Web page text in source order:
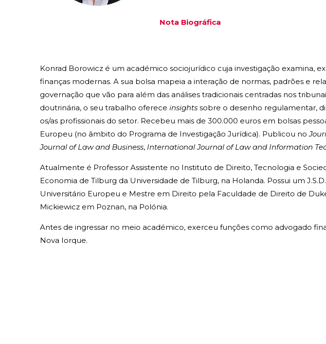
Nota Biográfica
Konrad Borowicz é um académico sociojurídico cuja investigação examina,
finanças modernas. A sua bolsa mapeia a interação de normas, padrões e
governação que vão para além das análises tradicionais centradas nos
doutrinária, o seu trabalho oferece insights sobre o desenho regulamentar,
os/as profissionais do setor. Recebeu mais de 300.000 euros em bolsas
Europeu (no âmbito do Programa de Investigação Jurídica). Publicou no
Journal of Law and Business, International Journal of Law and Information
Atualmente é Professor Assistente no Instituto de Direito, Tecnologia e
Economia de Tilburg da Universidade de Tilburg, na Holanda. Possui um
Universitário Europeu e Mestre em Direito pela Faculdade de Direito de
Mickiewicz em Poznan, na Polónia.
Antes de ingressar no meio académico, exerceu funções como advogado
Nova Iorque.